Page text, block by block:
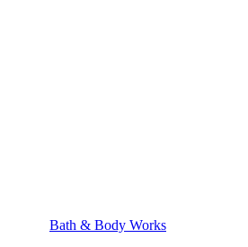
Bath & Body Works